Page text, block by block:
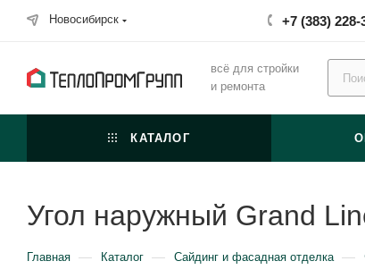
Новосибирск +7 (383) 228-
всё для стройки
и ремонта
КАТАЛОГ
Угол наружный Grand
Главная — Каталог — Сайдинг и фасадная отделка —